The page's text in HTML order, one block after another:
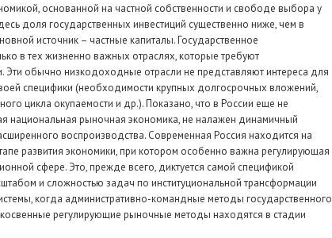
основанной на частной собственности и свободе выбора у
доля государственных инвестиций существенно ниже, чем в
источник – частные капиталы. Государственное
в тех жизненно важных отраслях, которые требуют
Эти обычно низкодоходные отрасли не представляют интереса для
специфики (необходимости крупных долгосрочных вложений,
цикла окупаемости и др.). Показано, что в России еще не
национальная рыночная экономика, не налажен динамичный
воспроизводства. Современная Россия находится на
развития экономики, при котором особенно важна регулирующая
сфере. Это, прежде всего, диктуется самой спецификой
и сложностью задач по институциональной трансформации
когда административно-командные методы государственного
косвенные регулирующие рыночные методы находятся в стадии